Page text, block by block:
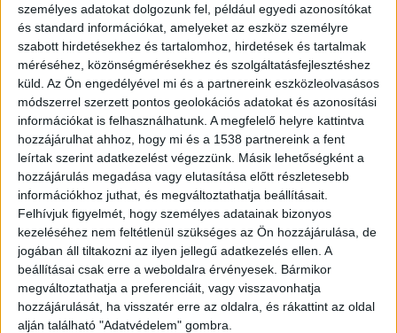
személyes adatokat dolgozunk fel, például egyedi azonosítókat
és standard információkat, amelyeket az eszköz személyre
szabott hirdetésekhez és tartalomhoz, hirdetések és tartalmak
méréséhez, közönségmérésekhez és szolgáltatásfejlesztéshez
küld. Az Ön engedélyével mi és a partnereink eszközleolvasásos
módszerrel szerzett pontos geolokációs adatokat és azonosítási
információkat is felhasználhatunk. A megfelelő helyre kattintva
hozzájárulhat ahhoz, hogy mi és a 1538 partnereink a fent
leírtak szerint adatkezelést végezzünk. Másik lehetőségként a
hozzájárulás megadása vagy elutasítása előtt részletesebb
információkhoz juthat, és megváltoztathatja beállításait.
Felhívjuk figyelmét, hogy személyes adatainak bizonyos
kezeléséhez nem feltétlenül szükséges az Ön hozzájárulása, de
jogában áll tiltakozni az ilyen jellegű adatkezelés ellen. A
beállításai csak erre a weboldalra érvényesek. Bármikor
megváltoztathatja a preferenciáit, vagy visszavonhatja
hozzájárulását, ha visszatér erre az oldalra, és rákattint az oldal
alján található "Adatvédelem" gombra.
férfival kapcsolatban. „Úgy tudom…”-mal
kezdődött a mondat, amiből a nyomozók végül
12 nap alatt megtalálták a holttestet és a
tettest. Kiderítették, az állítólag megölt, 2018
óta nem látott holland üzletembert évtizedes
baráti és üzleti kapcsolat fűzte össze későbbi
gyilkosával. Itthon és Németországban is volt
közös cégük. Feleségével, gyermekeivel,
rokonaival évekkel azelőtt megromlott és meg is
szűnt a férfi kapcsolata.A Kékvillogó.hu
legfrissebb híreit ide kattintva éred el!